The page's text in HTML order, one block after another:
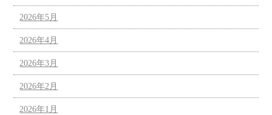
2026年5月
2026年4月
2026年3月
2026年2月
2026年1月